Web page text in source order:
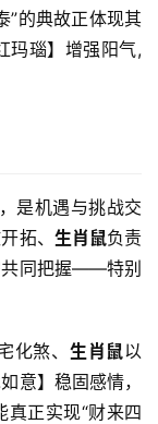
”的典故正体现其
玛瑙】增强阳气,
是机遇与挑战交
拓、 生肖鼠负责
共同把握——特别
化煞、 生肖鼠以
意】稳固感情，
正实现“财来四